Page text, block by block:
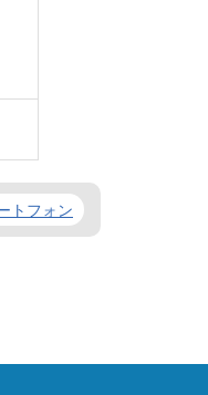
トフォン